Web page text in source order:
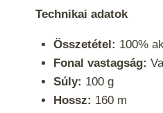
Technikai adatok
Összetétel: 100%
Fonal vastagság:
Súly: 100 g
Hossz: 160 m